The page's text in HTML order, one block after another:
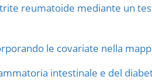
reumatoide mediante un
le covariate nella
intestinale e del